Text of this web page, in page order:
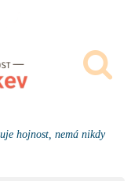
hojnost, nemá nikdy